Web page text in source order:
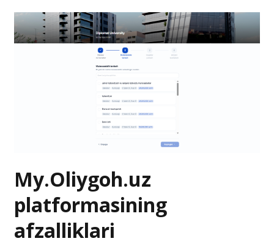
My.Oliygoh.uz
platformasining
afzalliklari